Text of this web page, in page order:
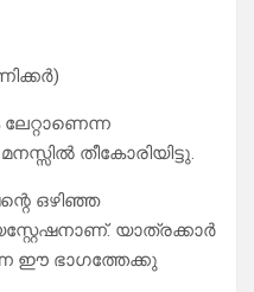
തീകോരിയിട്ടു.
ഒഴിഞ്ഞ
യാത്രക്കാർ
ഈ ഭാഗത്തേക്കു